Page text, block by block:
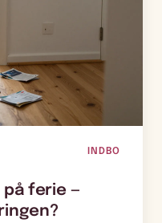
INDBO
på ferie —